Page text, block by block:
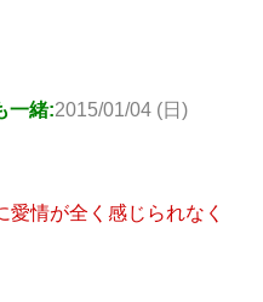
一緒:2015/01/04 (日)
情が全く感じられなく